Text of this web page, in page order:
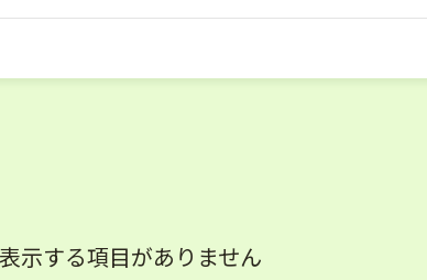
表示する項目がありません